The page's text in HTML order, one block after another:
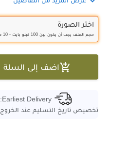
اختر الصورة
اضف إلى السلة
Earliest Delivery:
تخصيص تاريخ التسليم عند الخروج